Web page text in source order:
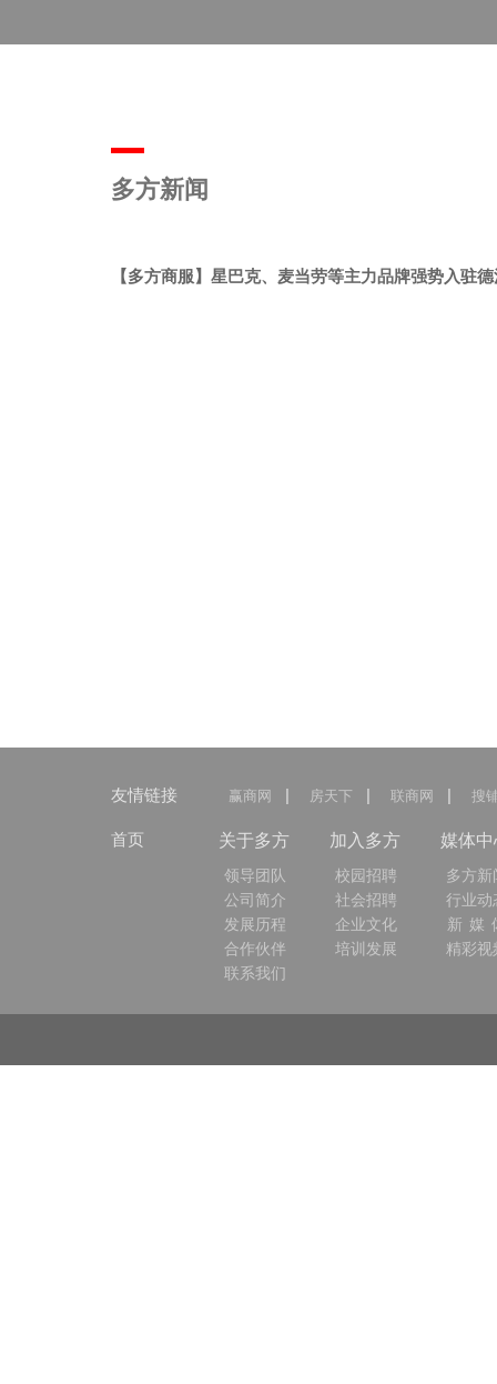
多方新闻
【多方商服】星巴克、麦当劳等主力品牌强势入驻
友情链接 赢商网 | 房天下 | 联商网 | 搜
首页 关于多方 加入多方 媒体中
领导团队
公司简介
发展历程
合作伙伴
联系我们
校园招聘
社会招聘
企业文化
培训发展
多方新
行业动
新 媒
精彩视